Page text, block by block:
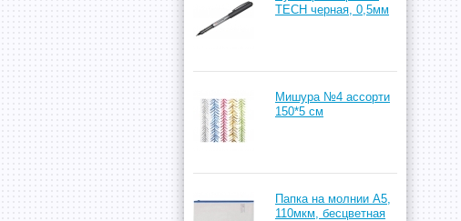
TECH черная, 0,5мм
Мишура №4 ассорти
150*5 см
Папка на молнии А5,
110мкм, бесцветная